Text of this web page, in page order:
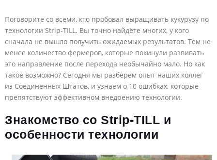
Поговорите со всеми, кто пробовал выращивать кукурузу по
технологии Strip-TILL. Вы точно найдёте многих, у кого
сначала не вышло получить ожидаемых результатов. Тем не
менее количество фермеров, которые покинули развивать
это направление после перехода необычайно мало. Но как
такое возможно? Сегодня мы разберём опыт наших коллег
из Соединённых Штатов, и узнаем о 10 ошибках, которые
препятствуют эффективном внедрению технологии.
Знакомство со Strip-TILL и
особенности технологии